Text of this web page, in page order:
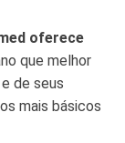
oferece
que melhor
de seus
mais básicos